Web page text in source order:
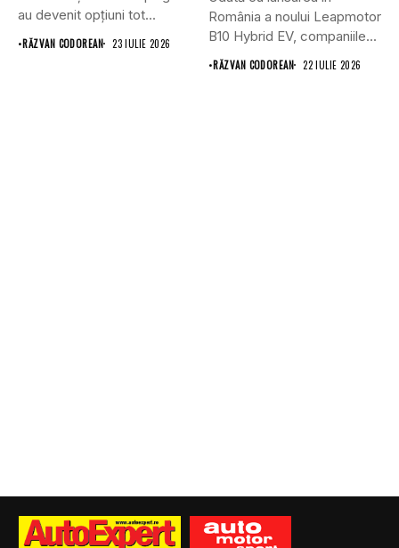
au devenit opțiuni tot...
•RĂZVAN CODOREAN 23 IULIE 2026
România a noului Leapmotor
B10 Hybrid EV, companiile...
•RĂZVAN CODOREAN 22 IULIE 2026